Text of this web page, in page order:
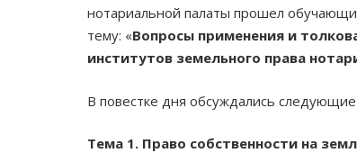
нотариальной палаты прошел
тему: «Вопросы применения и
институтов земельного права
В повестке дня обсуждались
Тема 1. Право собственности на